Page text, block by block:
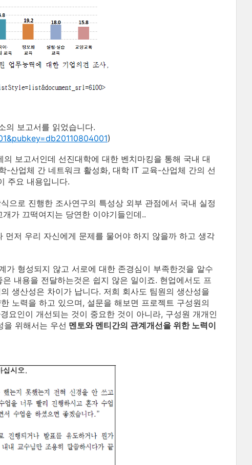
의 보고서를 읽었습니다.
)
보고서인데 선진대학에 대한 벤치마킹을 통해 국내 대
-산업체 간 네트워크 활성화, 대학 IT 교육-산업체 간의 선
주요 내용입니다.
으로 진행한 조사연구의 특성상 외부 관점에서 국내 실정
가 끄떡여지는 당연한 이야기들인데..
저 우리 자신에게 문제를 물어야 하지 않을까 하고 생각
가 형성되지 않고 서로에 대한 존경심이 부족한것을 알수
내용을 전달하는것은 쉽지 않은 일이죠. 현업에서도 프
생산성은 차이가 납니다. 저희 회사도 팀원의 생산성을
노력을 하고 있으며, 설문을 해보면 프로젝트 구성원의
요인이 개선되는 것이 중요한 것이 아니라, 구성원 개개인
을 위해서는 우선 멘토와 멘티간의 관계개선을 위한 노력이